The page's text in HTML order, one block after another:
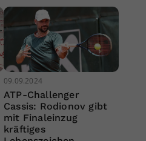
09.09.2024
ATP-Challenger
Cassis: Rodionov gibt
mit Finaleinzug
kräftiges